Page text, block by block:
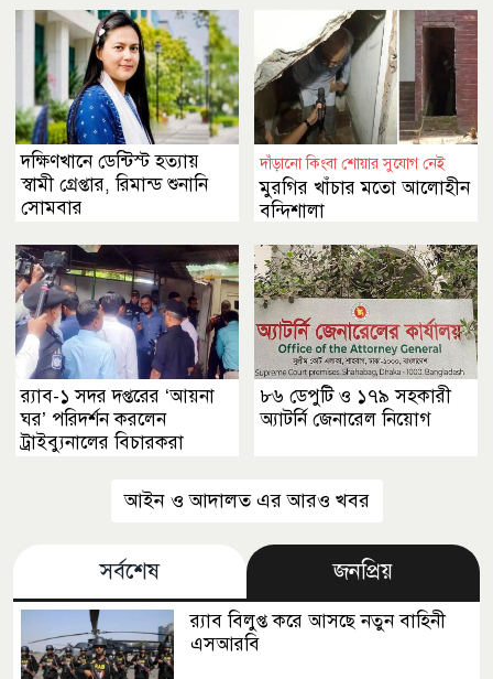
দক্ষিণখানে ডেন্টিস্ট হত্যায়
স্বামী গ্রেপ্তার, রিমান্ড শুনানি
সোমবার
দাঁড়ানো কিংবা শোয়ার সুযোগ নেই
মুরগির খাঁচার মতো আলোহীন
বন্দিশালা
র‌্যাব-১ সদর দপ্তরের ‘আয়না
ঘর’ পরিদর্শন করলেন
ট্রাইব্যুনালের বিচারকরা
৮৬ ডেপুটি ও ১৭৯ সহকারী
অ্যাটর্নি জেনারেল নিয়োগ
আইন ও আদালত এর আরও খবর
সর্বশেষ জনপ্রিয়
র‍্যাব বিলুপ্ত করে আসছে নতুন বাহিনী
এসআরবি